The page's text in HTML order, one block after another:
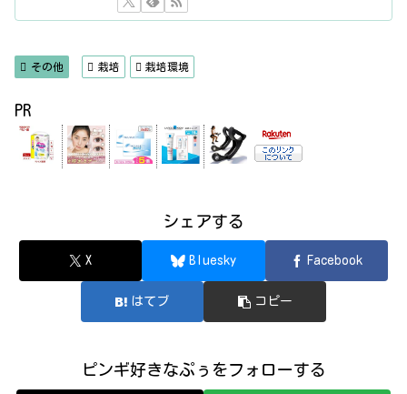
その他 栽培 栽培環境
PR
シェアする
X Bluesky Facebook
はてブ コピー
ピンギ好きなぷぅをフォローする